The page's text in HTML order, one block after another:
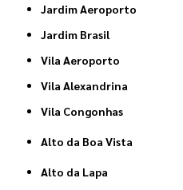
Jardim Aeroporto
Jardim Brasil
Vila Aeroporto
Vila Alexandrina
Vila Congonhas
Alto da Boa Vista
Alto da Lapa